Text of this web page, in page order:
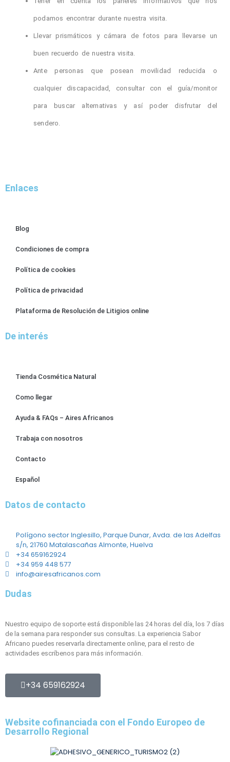
podamos encontrar durante nuestra visita.
Llevar prismáticos y cámara de fotos para llevarse un
buen recuerdo de nuestra visita.
Ante personas que posean movilidad reducida o
cualquier discapacidad, consultar con el guía/monitor
para buscar alternativas y así poder disfrutar del
sendero.
Enlaces
Blog
Condiciones de compra
Política de cookies
Política de privacidad
Plataforma de Resolución de Litigios online
De interés
Tienda Cosmética Natural
Como llegar
Ayuda & FAQs – Aires Africanos
Trabaja con nosotros
Contacto
Español
Datos de contacto
Polígono sector Inglesillo, Parque Dunar, Avda. de las Adelfas
s/n, 21760 Matalascañas Almonte, Huelva
+34 659162924
+34 959 448 577
info@airesafricanos.com
Dudas
Nuestro equipo de soporte está disponible las 24 horas del día, los 7 días
de la semana para responder sus consultas. La experiencia Sabor
Africano puedes reservarla directamente online, para el resto de
actividades escríbenos para más información.
+34 659162924
Website cofinanciada con el Fondo Europeo de
Desarrollo Regional